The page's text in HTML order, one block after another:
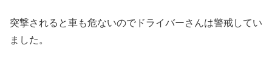
突撃されると車も危ないのでドライバーさんは警戒してい
ました。